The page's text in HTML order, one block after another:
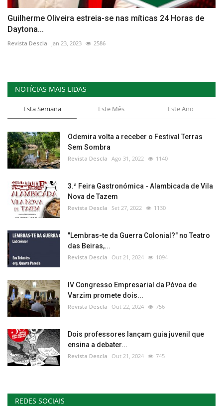
Guilherme Oliveira estreia-se nas míticas 24 Horas de
Daytona...
Revista Descla Jan 23, 2023 2586
NOTÍCIAS MAIS LIDAS
Esta Semana Este Mês Este Ano
Odemira volta a receber o Festival Terras
Sem Sombra
Revista Descla Ago 31, 2022 1140
3.ª Feira Gastronómica - Alambicada de Vila
Nova de Tazem
Revista Descla Set 27, 2022 1130
"Lembras-te da Guerra Colonial?" no Teatro
das Beiras,...
Revista Descla Out 21, 2024 1094
IV Congresso Empresarial da Póvoa de
Varzim promete dois...
Revista Descla Out 22, 2024 756
Dois professores lançam guia juvenil que
ensina a debater...
Revista Descla Out 21, 2024 745
REDES SOCIAIS